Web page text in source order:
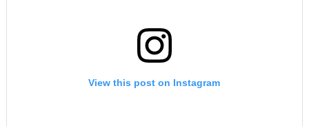
View this post on Instagram